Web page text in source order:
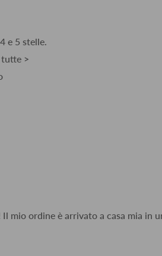
e 5 stelle.
>
Il mio ordine è arrivato a casa mia in